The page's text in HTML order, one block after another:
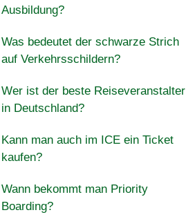
Ausbildung?
Was bedeutet der schwarze Strich
auf Verkehrsschildern?
Wer ist der beste Reiseveranstalter
in Deutschland?
Kann man auch im ICE ein Ticket
kaufen?
Wann bekommt man Priority
Boarding?